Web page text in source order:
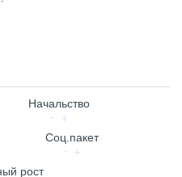
Начальство
Соц.пакет
рост